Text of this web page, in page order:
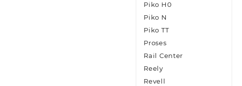
Piko H0
Piko N
Piko TT
Proses
Rail Center
Reely
Revell